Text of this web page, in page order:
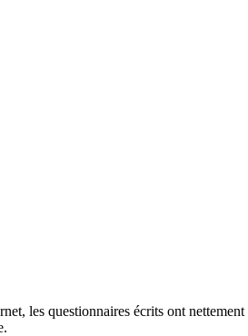
les questionnaires écrits ont